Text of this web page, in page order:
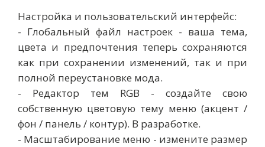
Настройка и пользовательский интерфейс:
- Глобальный файл настроек - ваша тема,
цвета и предпочтения теперь сохраняются
как при сохранении изменений, так и при
полной переустановке мода.
- Редактор тем RGB - создайте свою
собственную цветовую тему меню (акцент /
фон / панель / контур). В разработке.
- Масштабирование меню - измените размер